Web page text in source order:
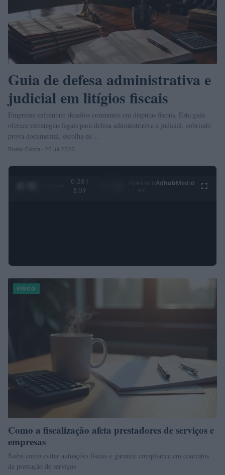
Guia de defesa administrativa e
judicial em litígios fiscais
Empresas enfrentam desafios constantes em disputas fiscais. Este guia
oferece estratégias legais para defesa administrativa e judicial, cobrindo
prova documental, escolha de…
Bruno Costa · 26 jul 2026
0:29 /
3:09
Ad hubMedia
FISCO
Como a fiscalização afeta prestadores de serviços e
empresas
Saiba como evitar autuações fiscais e garantir compliance em contratos
de prestação de serviços